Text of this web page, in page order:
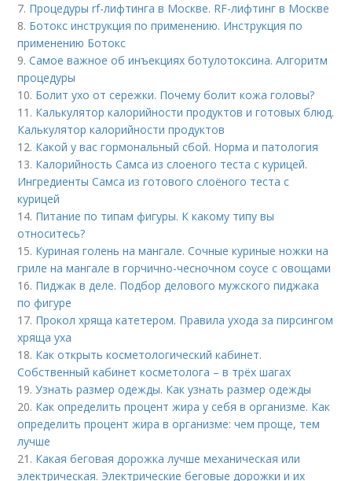
7. Процедуры rf-лифтинга в Москве. RF-лифтинг в Москве
8. Ботокс инструкция по применению. Инструкция по
применению Ботокс
9.Самое важное об инъекциях ботулотоксина. Алгоритм
процедуры
10. Болит ухо от сережки. Почему болит кожа головы?
11. Калькулятор калорийности продуктов и готовых блюд.
Калькулятор калорийности продуктов
12. Какой у вас гормональный сбой. Норма и патология
13. Калорийность Самса из слоеного теста с курицей.
Ингредиенты Самса из готового слоёного теста с
курицей
14. Питание по типам фигуры. К какому типу вы
относитесь?
15. Куриная голень на мангале. Сочные куриные ножки на
гриле на мангале в горчично-чесночном соусе с овощами
16. Пиджак в деле. Подбор делового мужского пиджака
по фигуре
17. Прокол хряща катетером. Правила ухода за пирсингом
хряща уха
18. Как открыть косметологический кабинет.
Собственный кабинет косметолога – в трёх шагах
19.Узнать размер одежды. Как узнать размер одежды
20. Как определить процент жира у себя в организме. Как
определить процент жира в организме: чем проще, тем
лучше
21. Какая беговая дорожка лучше механическая или
электрическая. Электрические беговые дорожки и их